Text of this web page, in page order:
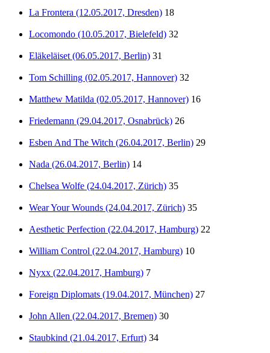
La Frontera (12.05.2017, Dresden) 18
Locomondo (10.05.2017, Bielefeld) 32
Eläkeläiset (06.05.2017, Berlin) 31
Tom Schilling (02.05.2017, Hannover) 32
Matthew Matilda (02.05.2017, Hannover) 16
Friedemann (29.04.2017, Osnabrück) 26
Esben And The Witch (26.04.2017, Berlin) 29
Nada (26.04.2017, Berlin) 14
Chelsea Wolfe (24.04.2017, Zürich) 35
Wear Your Wounds (24.04.2017, Zürich) 35
Aesthetic Perfection (22.04.2017, Hamburg) 22
William Control (22.04.2017, Hamburg) 10
Nyxx (22.04.2017, Hamburg) 7
Foreign Diplomats (19.04.2017, München) 27
John Allen (22.04.2017, Bremen) 30
Staubkind (21.04.2017, Erfurt) 34